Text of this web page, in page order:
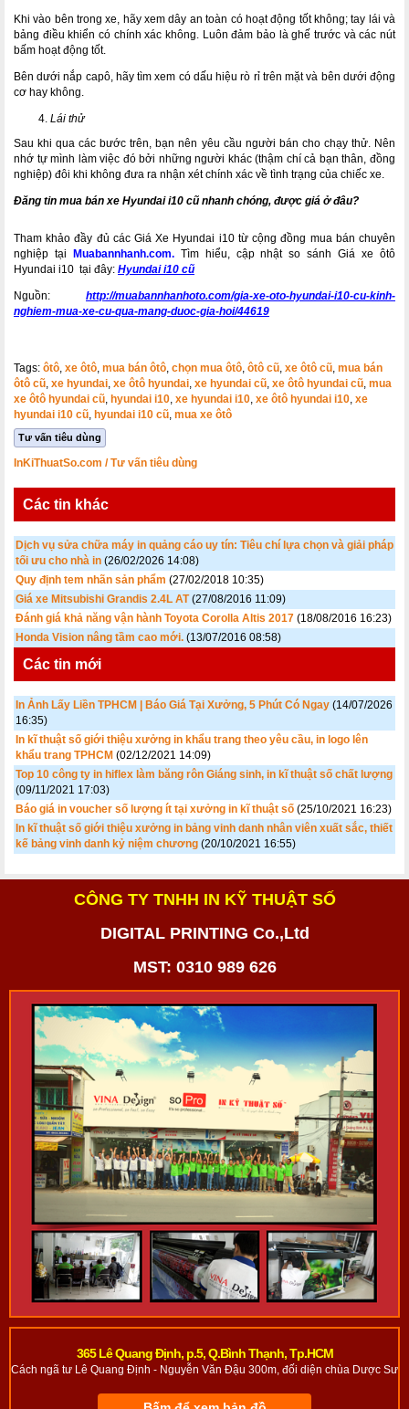
Khi vào bên trong xe, hãy xem dây an toàn có hoạt động tốt không; tay lái và
bảng điều khiển có chính xác không. Luôn đảm bảo là ghế trước và các nút
bấm hoạt động tốt.
Bên dưới nắp capô, hãy tìm xem có dấu hiệu rò rỉ trên mặt và bên dưới động
cơ hay không.
Lái thử
Sau khi qua các bước trên, bạn nên yêu cầu người bán cho chạy thử. Nên
nhớ tự mình làm việc đó bởi những người khác (thậm chí cả bạn thân, đồng
nghiệp) đôi khi không đưa ra nhận xét chính xác về tình trạng của chiếc xe.
Đăng tin mua bán xe Hyundai i10 cũ nhanh chóng, được giá ở đâu?
Tham khảo đầy đủ các Giá Xe Hyundai i10 từ cộng đồng mua bán chuyên
nghiệp tại Muabannhanh.com.Tìm hiểu, cập nhật so sánh Giá xe ôtô
Hyundai i10 tại đây: Hyundai i10 cũ
Nguồn: http://muabannhanhoto.com/gia-xe-oto-hyundai-i10-cu-kinh-
nghiem-mua-xe-cu-qua-mang-duoc-gia-hoi/44619
Tags: ôtô xe ôtô mua bán ôtô chọn mua ôtô ôtô cũ xe ôtô cũ mua bán
ôtô cũ xe hyundai xe ôtô hyundai xe hyundai cũ xe ôtô hyundai cũ mua
xe ôtô hyundai cũ hyundai i10 xe hyundai i10 xe ôtô hyundai i10 xe
hyundai i10 cũ hyundai i10 cũ mua xe ôtô
Tư vấn tiêu dùng
InKiThuatSo.com / Tư vấn tiêu dùng
Các tin khác
Dịch vụ sửa chữa máy in quảng cáo uy tín: Tiêu chí lựa chọn và giải pháp
tối ưu cho nhà in (26/02/2026 14:08)
Quy định tem nhãn sản phẩm (27/02/2018 10:35)
Giá xe Mitsubishi Grandis 2.4L AT (27/08/2016 11:09)
Đánh giá khả năng vận hành Toyota Corolla Altis 2017 (18/08/2016 16:23)
Honda Vision nâng tầm cao mới. (13/07/2016 08:58)
Các tin mới
In Ảnh Lấy Liền TPHCM | Báo Giá Tại Xưởng, 5 Phút Có Ngay (14/07/2026
16:35)
In kĩ thuật số giới thiệu xưởng in khẩu trang theo yêu cầu, in logo lên
khẩu trang TPHCM (02/12/2021 14:09)
Top 10 công ty in hiflex làm băng rôn Giáng sinh, in kĩ thuật số chất lượng
(09/11/2021 17:03)
Báo giá in voucher số lượng ít tại xưởng in kĩ thuật số (25/10/2021 16:23)
In kĩ thuật số giới thiệu xưởng in bảng vinh danh nhân viên xuất sắc, thiết
kế bảng vinh danh kỷ niệm chương (20/10/2021 16:55)
CÔNG TY TNHH IN KỸ THUẬT SỐ
DIGITAL PRINTING Co.,Ltd
MST: 0310 989 626
365 Lê Quang Định, p.5, Q.Bình Thạnh, Tp.HCM
Cách ngã tư Lê Quang Định - Nguyễn Văn Đậu 300m, đối diện chùa Dược Sư